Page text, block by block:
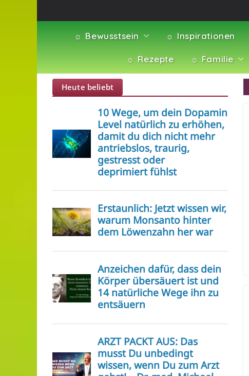
☼ Bewusstsein ☼ Inspirationen
☼ Rezepte ☼ Familie
Heute beliebt